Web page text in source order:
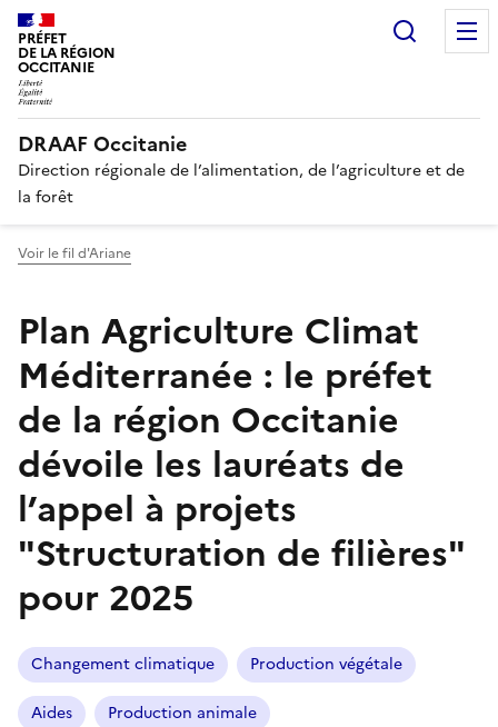
PRÉFET
DE LA RÉGION
OCCITANIE
DRAAF Occitanie
Direction régionale de l’alimentation, de l’agriculture et de
la forêt
Voir le fil d'Ariane
Plan Agriculture Climat
Méditerranée : le préfet
de la région Occitanie
dévoile les lauréats de
l’appel à projets
"Structuration de filières"
pour 2025
Changement climatique Production végétale
Aides Production animale